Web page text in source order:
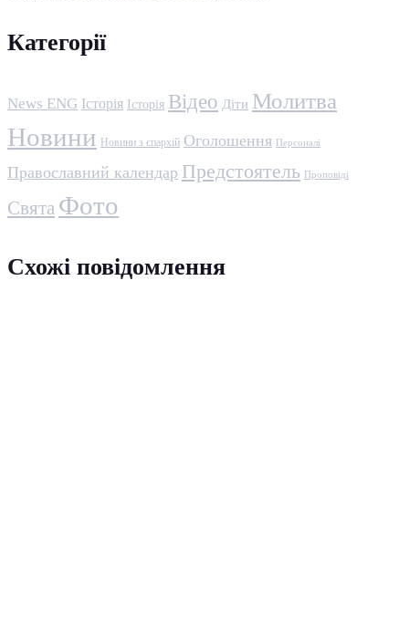
Категорії
News ENG Історія Історія Відео Діти Молитва
Новини Новини з єпархій Оголошення Персоналі
Православний календар Предстоятель Проповіді
Свята Фото
Схожі повідомлення